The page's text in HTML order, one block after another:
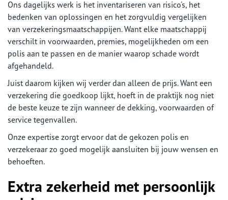
Ons dagelijks werk is het inventariseren van risico's, het
bedenken van oplossingen en het zorgvuldig vergelijken
van verzekeringsmaatschappijen. Want elke maatschappij
verschilt in voorwaarden, premies, mogelijkheden om een
polis aan te passen en de manier waarop schade wordt
afgehandeld.
Juist daarom kijken wij verder dan alleen de prijs. Want een
verzekering die goedkoop lijkt, hoeft in de praktijk nog niet
de beste keuze te zijn wanneer de dekking, voorwaarden of
service tegenvallen.
Onze expertise zorgt ervoor dat de gekozen polis en
verzekeraar zo goed mogelijk aansluiten bij jouw wensen en
behoeften.
Extra zekerheid met persoonlijk